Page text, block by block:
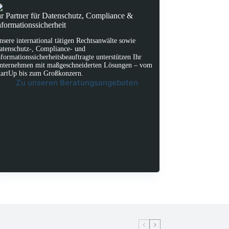
Partner für Datenschutz, Compliance &
international tätigen Rechtsanwälte sowie
, Compliance- und
unterstützen Ihr
mit maßgeschneiderten Lösungen – vom
bis zum Großkonzern.
Zu unseren Beratungsangeboten